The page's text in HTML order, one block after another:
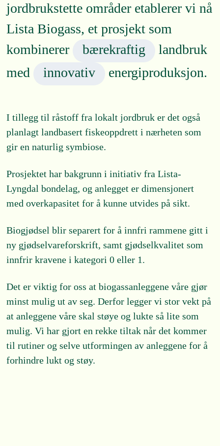
jordbrukstette områder etablerer vi nå
Lista Biogass, et prosjekt som
kombinerer
bærekraftig
landbruk
med
innovativ energiproduksjon.
I tillegg til råstoff fra lokalt jordbruk er det også
planlagt landbasert fiskeoppdrett i nærheten som
gir en naturlig symbiose.
Prosjektet har bakgrunn i initiativ fra Lista-
Lyngdal bondelag, og anlegget er dimensjonert
med overkapasitet for å kunne utvides på sikt.
Biogjødsel blir separert for å innfri rammene gitt i
ny gjødselvareforskrift, samt gjødselkvalitet som
innfrir kravene i kategori 0 eller 1.
Det er viktig for oss at biogassanleggene våre gjør
minst mulig ut av seg. Derfor legger vi stor vekt på
at anleggene våre skal støye og lukte så lite som
mulig. Vi har gjort en rekke tiltak når det kommer
til rutiner og selve utformingen av anleggene for å
forhindre lukt og støy.